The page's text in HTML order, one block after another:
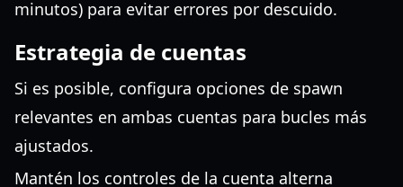
minutos) para evitar errores por descuido.
Estrategia de cuentas
Si es posible, configura opciones de spawn
relevantes en ambas cuentas para bucles más
ajustados.
Mantén los controles de la cuenta alterna